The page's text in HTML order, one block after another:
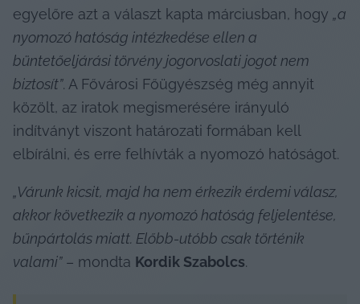
egyelőre azt a választ kapta márciusban, hogy „a
nyomozó hatóság intézkedése ellen a
büntetőeljárási törvény jogorvoslati jogot nem
biztosít”. A Fővárosi Főügyészség még annyit
közölt, az iratok megismerésére irányuló
indítványt viszont határozati formában kell
elbírálni, és erre felhívták a nyomozó hatóságot.
„Várunk kicsit, majd ha nem érkezik érdemi válasz,
akkor következik a nyomozó hatóság feljelentése,
bűnpártolás miatt. Előbb-utóbb csak történik
valami” – mondta Kordik Szabolcs.